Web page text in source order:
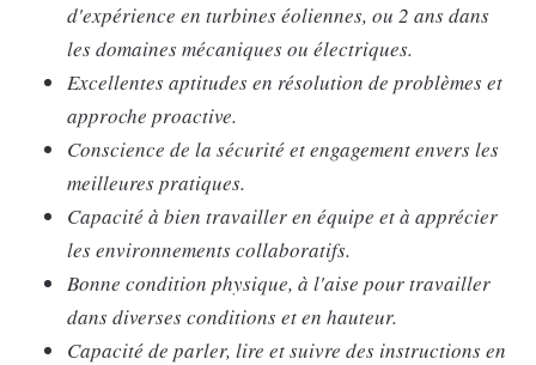
d'expérience en turbines éoliennes, ou 2 ans dans
les domaines mécaniques ou électriques.
Excellentes aptitudes en résolution de problèmes et
approche proactive.
Conscience de la sécurité et engagement envers les
meilleures pratiques.
Capacité à bien travailler en équipe et à apprécier
les environnements collaboratifs.
Bonne condition physique, à l'aise pour travailler
dans diverses conditions et en hauteur.
Capacité de parler, lire et suivre des instructions en